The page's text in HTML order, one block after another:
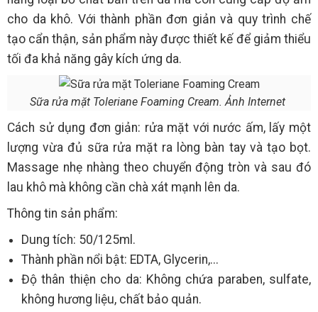
cho da khô. Với thành phần đơn giản và quy trình chế
tạo cẩn thận, sản phẩm này được thiết kế để giảm thiểu
tối đa khả năng gây kích ứng da.
Sữa rửa mặt Toleriane Foaming Cream. Ảnh Internet
Cách sử dụng đơn giản: rửa mặt với nước ấm, lấy một
lượng vừa đủ sữa rửa mặt ra lòng bàn tay và tạo bọt.
Massage nhẹ nhàng theo chuyển động tròn và sau đó
lau khô mà không cần chà xát mạnh lên da.
Thông tin sản phẩm:
Dung tích: 50/125ml.
Thành phần nổi bật: EDTA, Glycerin,...
Độ thân thiện cho da: Không chứa paraben, sulfate,
không hương liệu, chất bảo quản.